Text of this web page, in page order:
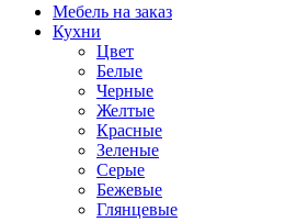
Мебель на заказ
Кухни
Цвет
Белые
Черные
Желтые
Красные
Зеленые
Серые
Бежевые
Глянцевые